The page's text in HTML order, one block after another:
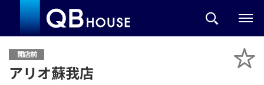
開店前
アリオ蘇我店